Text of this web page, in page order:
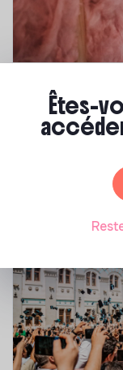
Compétences &
Top 8 des
énergétique
Marianne
Êtes-